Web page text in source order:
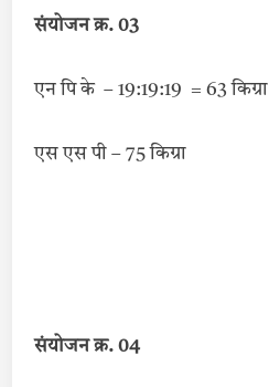
संयोजन क्र. 03
एन पि के – 19:19:19 = 63 किग्रा
एस एस पी – 75 किग्रा
संयोजन क्र. 04